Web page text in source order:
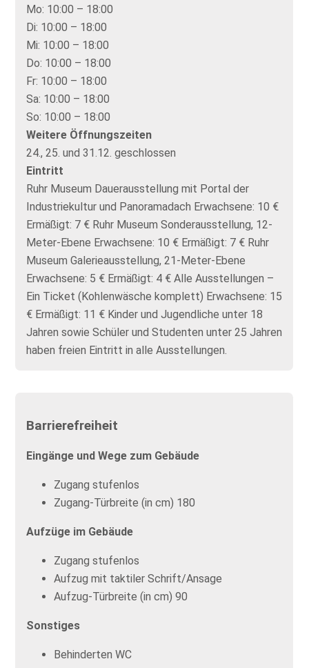
Mo: 10:00 – 18:00
Di: 10:00 – 18:00
Mi: 10:00 – 18:00
Do: 10:00 – 18:00
Fr: 10:00 – 18:00
Sa: 10:00 – 18:00
So: 10:00 – 18:00
Weitere Öffnungszeiten
24., 25. und 31.12. geschlossen
Eintritt
Ruhr Museum Dauerausstellung mit Portal der
Industriekultur und Panoramadach Erwachsene: 10 €
Ermäßigt: 7 € Ruhr Museum Sonderausstellung, 12-
Meter-Ebene Erwachsene: 10 € Ermäßigt: 7 € Ruhr
Museum Galerieausstellung, 21-Meter-Ebene
Erwachsene: 5 € Ermäßigt: 4 € Alle Ausstellungen –
Ein Ticket (Kohlenwäsche komplett) Erwachsene: 15
€ Ermäßigt: 11 € Kinder und Jugendliche unter 18
Jahren sowie Schüler und Studenten unter 25 Jahren
haben freien Eintritt in alle Ausstellungen.
Barrierefreiheit
Eingänge und Wege zum Gebäude
Zugang stufenlos
Zugang-Türbreite (in cm) 180
Aufzüge im Gebäude
Zugang stufenlos
Aufzug mit taktiler Schrift/Ansage
Aufzug-Türbreite (in cm) 90
Sonstiges
Behinderten WC